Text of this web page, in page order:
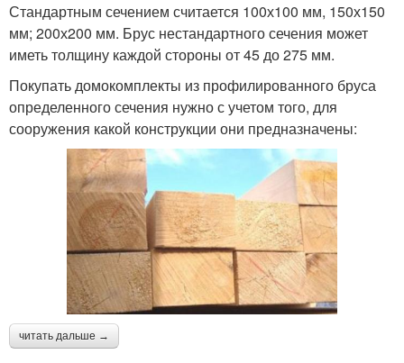
Стандартным сечением считается 100х100 мм, 150х150
мм; 200х200 мм. Брус нестандартного сечения может
иметь толщину каждой стороны от 45 до 275 мм.
Покупать домокомплекты из профилированного бруса
определенного сечения нужно с учетом того, для
сооружения какой конструкции они предназначены:
читать дальше →